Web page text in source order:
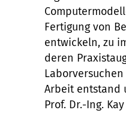
Fertigung von
entwickeln, zu
deren
Arbeit entstand
Prof. Dr.-Ing.